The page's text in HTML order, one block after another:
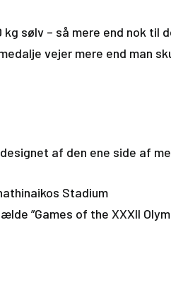
sølv – så mere end nok til
vejer mere end man
af den ene side af
Stadium
”Games of the XXXII